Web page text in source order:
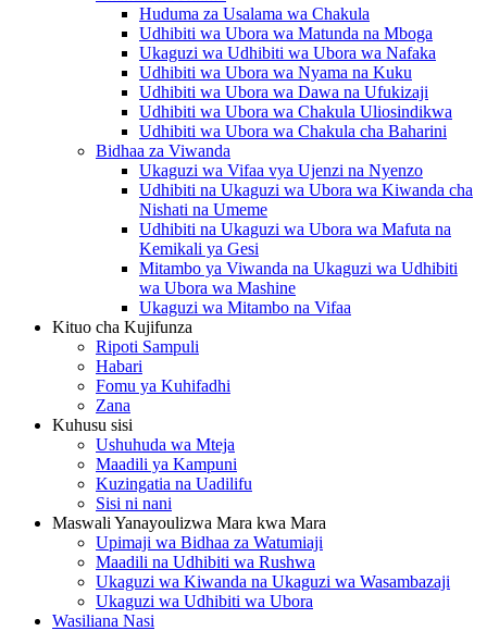
Huduma za Usalama wa Chakula
Udhibiti wa Ubora wa Matunda na Mboga
Ukaguzi wa Udhibiti wa Ubora wa Nafaka
Udhibiti wa Ubora wa Nyama na Kuku
Udhibiti wa Ubora wa Dawa na Ufukizaji
Udhibiti wa Ubora wa Chakula Uliosindikwa
Udhibiti wa Ubora wa Chakula cha Baharini
Bidhaa za Viwanda
Ukaguzi wa Vifaa vya Ujenzi na Nyenzo
Udhibiti na Ukaguzi wa Ubora wa Kiwanda cha
Nishati na Umeme
Udhibiti na Ukaguzi wa Ubora wa Mafuta na
Kemikali ya Gesi
Mitambo ya Viwanda na Ukaguzi wa Udhibiti
wa Ubora wa Mashine
Ukaguzi wa Mitambo na Vifaa
Kituo cha Kujifunza
Ripoti Sampuli
Habari
Fomu ya Kuhifadhi
Zana
Kuhusu sisi
Ushuhuda wa Mteja
Maadili ya Kampuni
Kuzingatia na Uadilifu
Sisi ni nani
Maswali Yanayoulizwa Mara kwa Mara
Upimaji wa Bidhaa za Watumiaji
Maadili na Udhibiti wa Rushwa
Ukaguzi wa Kiwanda na Ukaguzi wa Wasambazaji
Ukaguzi wa Udhibiti wa Ubora
Wasiliana Nasi